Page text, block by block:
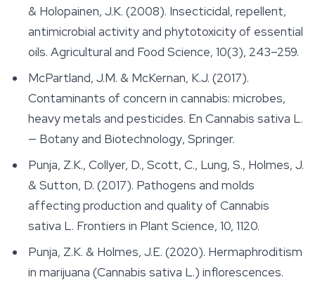
& Holopainen, J.K. (2008). Insecticidal, repellent,
antimicrobial activity and phytotoxicity of essential
oils. Agricultural and Food Science, 10(3), 243–259.
McPartland, J.M. & McKernan, K.J. (2017).
Contaminants of concern in cannabis: microbes,
heavy metals and pesticides. En Cannabis sativa L.
— Botany and Biotechnology, Springer.
Punja, Z.K., Collyer, D., Scott, C., Lung, S., Holmes, J.
& Sutton, D. (2017). Pathogens and molds
affecting production and quality of Cannabis
sativa L. Frontiers in Plant Science, 10, 1120.
Punja, Z.K. & Holmes, J.E. (2020). Hermaphroditism
in marijuana (Cannabis sativa L.) inflorescences.